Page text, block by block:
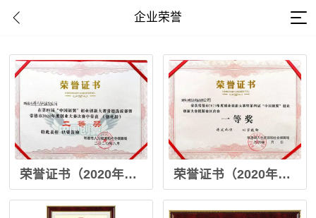
企业荣誉
荣誉证书（2020年度第四届“中国创翼”常德选拔赛创业组二等奖） 荣誉证书（2020年度第四届“中国创翼”创业创新大赛桃源赛区一等奖）